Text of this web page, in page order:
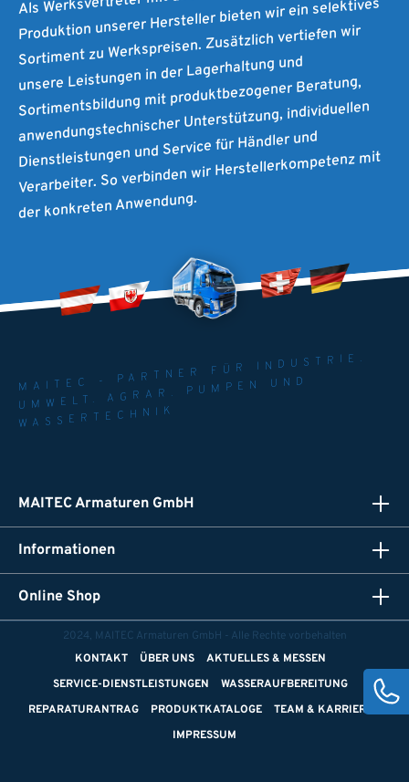
Produktion unserer Hersteller bieten wir ein selektives
Sortiment zu Werkspreisen. Zusätzlich vertiefen wir
unsere Leistungen in der Lagerhaltung und
Sortimentsbildung mit produktbezogener Beratung,
anwendungstechnischer Unterstützung, individuellen
Dienstleistungen und Service für Händler und
Verarbeiter. So verbinden wir Herstellerkompetenz mit
der konkreten Anwendung.
MAITEC - PARTNER FÜR INDUSTRIE.
UMWELT. AGRAR. PUMPEN UND
WASSERTECHNIK
MAITEC Armaturen GmbH
Informationen
Online Shop
2024, MAITEC Armaturen GmbH - Alle Rechte vorbehalten
KONTAKT
ÜBER UNS
AKTUELLES & MESSEN
SERVICE-DIENSTLEISTUNGEN
WASSERAUFBEREITUNG
REPARATURANTRAG
PRODUKTKATALOGE
TEAM & KARRIERE
IMPRESSUM